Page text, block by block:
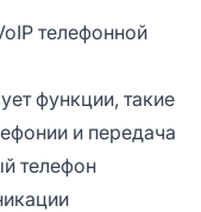
телефонной
функции, такие
и передача
телефон